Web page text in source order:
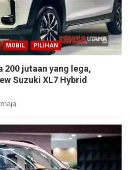
MOBIL PILIHAN
200 jutaan yang lega,
Suzuki XL7 Hybrid